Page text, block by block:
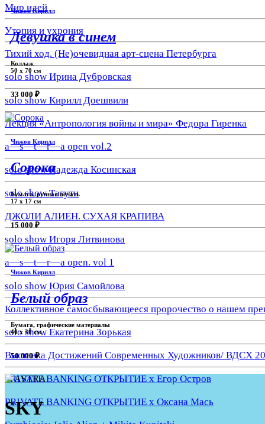
Мир идей
Утопия и ухрония
Тихий ход. (Не)очевидная арт-сцена Петербурга
solo show Ирина Дубровская
solo show Кирилл Доешвили
Лекция «Антропология войны и мира» Федора Гиренка
a—s—t—r—a open vol.2
solo show Надежда Косинская
solo show Тагути
ДЖОЛИ АЛИЕН. СУХАЯ КРАПИВА
solo show Игоря Литвинова
a—s—t—r—a open. vol 1
solo show Юрия Самойлова
Коллективное самосбывающееся пророчество о нашем
solo show Екатерина Зорькая
Выставка Достижений Современных Художников/ ВДСХ
PRIVATE BANKING ОТКРЫТИЕ х Егор Остров
PRIVATE BANKING ОТКРЫТИЕ х Оксана Мась
Чижов Кирилл
Девушка в синем
Коллаж
50 x 70 см
33 000 ₽
Чижов Кирилл
Сорока
Бумага, ручная печать
17 x 17 см
15 000 ₽
Чижов Кирилл
Белый образ
Бумага, графические материалы
40 x 30 см
50 000 ₽
SKY